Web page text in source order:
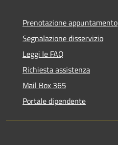
Prenotazione appuntamento
Segnalazione disservizio
Leggi le FAQ
Richiesta assistenza
Mail Box 365
Portale dipendente